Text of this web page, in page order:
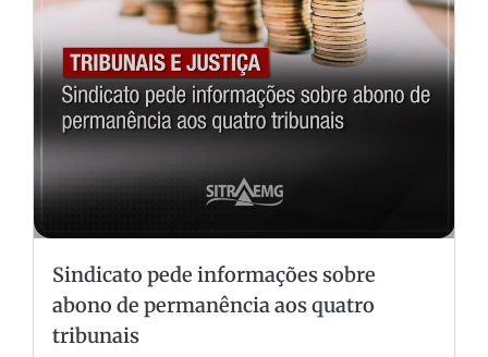
Sindicato pede informações sobre
abono de permanência aos quatro
tribunais